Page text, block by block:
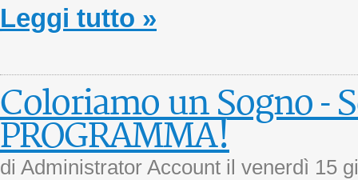
Leggi tutto »
Coloriamo un Sogno -
PROGRAMMA!
di Administrator Account il venerdì 15